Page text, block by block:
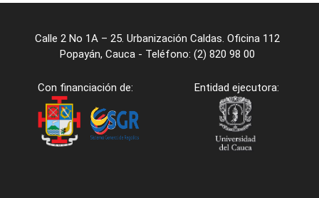
Calle 2 No 1A – 25. Urbanización Caldas. Oficina 112
Popayán, Cauca - Teléfono: (2) 820 98 00
Con financiación de: Entidad ejecutora: